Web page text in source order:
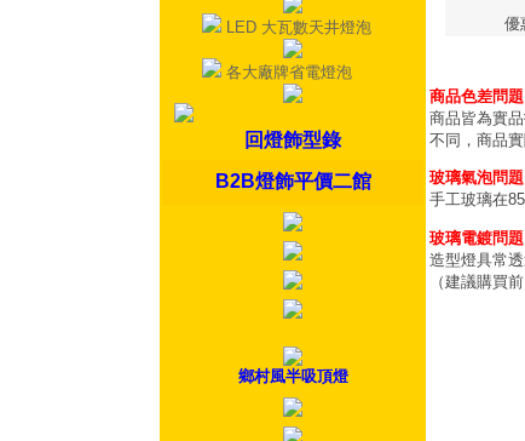
LED 大瓦數天井燈泡
各大廠牌省電燈泡
回燈飾型錄
B2B燈飾平價二館
鄉村風半吸頂燈
優
商品色差問題
商品皆為實
不同，商品
玻璃氣泡問題
手工玻璃在
玻璃電鍍問題
造型燈具常
（建議購買